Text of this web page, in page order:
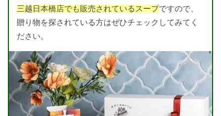
三越日本橋店でも販売されているスープですので、
贈り物を探されている方はぜひチェックしてみてく
ださい。